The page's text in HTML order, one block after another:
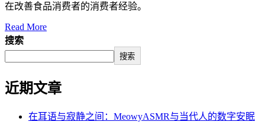
在改善食品消费者的消费者经验。
Read More
搜索
搜索
近期文章
在耳语与寂静之间：MeowyASMR与当代人的数字安眠